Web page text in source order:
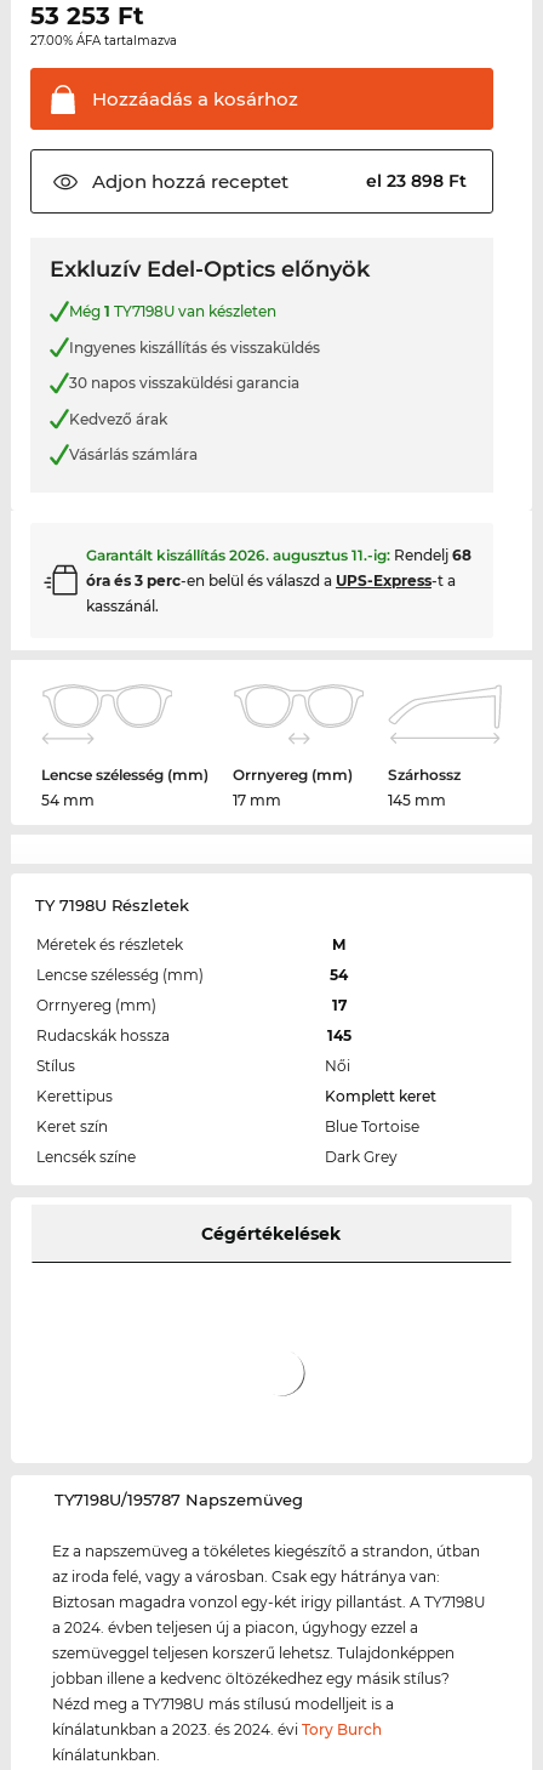
53 253 Ft
27.00% ÁFA tartalmazva
Hozzáadás a kosárhoz
Adjon hozzá receptet el 23 898 Ft
Exkluzív Edel-Optics előnyök
Még 1 TY7198U van készleten
Ingyenes kiszállítás és visszaküldés
30 napos visszaküldési garancia
Kedvező árak
Vásárlás számlára
Garantált kiszállítás 2026. augusztus 11.-ig: Rendelj 68
óra és 3 perc-en belül és válaszd a UPS-Express-t a
kasszánál.
Lencse szélesség (mm)
54 mm
Orrnyereg (mm)
17 mm
Szárhossz
145 mm
TY 7198U Részletek
Méretek és részletek
M
Lencse szélesség (mm)
54
Orrnyereg (mm)
17
Rudacskák hossza
145
Stílus
Női
Kerettipus
Komplett keret
Keret szín
Blue Tortoise
Lencsék színe
Dark Grey
Cégértékelések
‌TY7198U/195787 Napszemüveg
Ez a napszemüveg a tökéletes kiegészítő a strandon, útban
az iroda felé, vagy a városban. Csak egy hátránya van:
Biztosan magadra vonzol egy-két irigy pillantást. A TY7198U
a 2024. évben teljesen új a piacon, úgyhogy ezzel a
szemüveggel teljesen korszerű lehetsz. Tulajdonképpen
jobban illene a kedvenc öltözékedhez egy másik stílus?
Nézd meg a TY7198U más stílusú modelljeit is a
kínálatunkban a 2023. és 2024. éviTory Burch
kínálatunkban.